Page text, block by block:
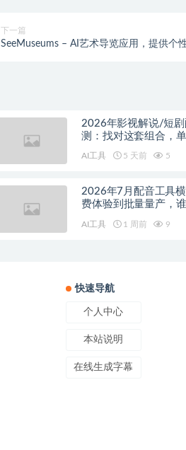
下一篇
SeeMuseums – AI艺术导览应用，提供个
2026年影视解说/短
测：找对这套组合，
AI工具 5 天前 5
2026年7月配音工具
费体验到批量量产，
AI工具 1 周前 9
快速导航
个人中心
本站说明
在线生成字幕